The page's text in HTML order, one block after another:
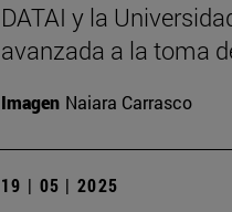
DATAI y la
avanzada a la toma
Imagen Naiara Carrasco
19 | 05 | 2025